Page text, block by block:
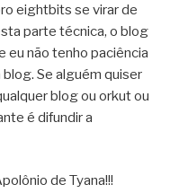
eightbits se virar de
parte técnica, o blog
eu não tenho paciência
Se alguém quiser
blog ou orkut ou
é difundir a
de Tyana!!!